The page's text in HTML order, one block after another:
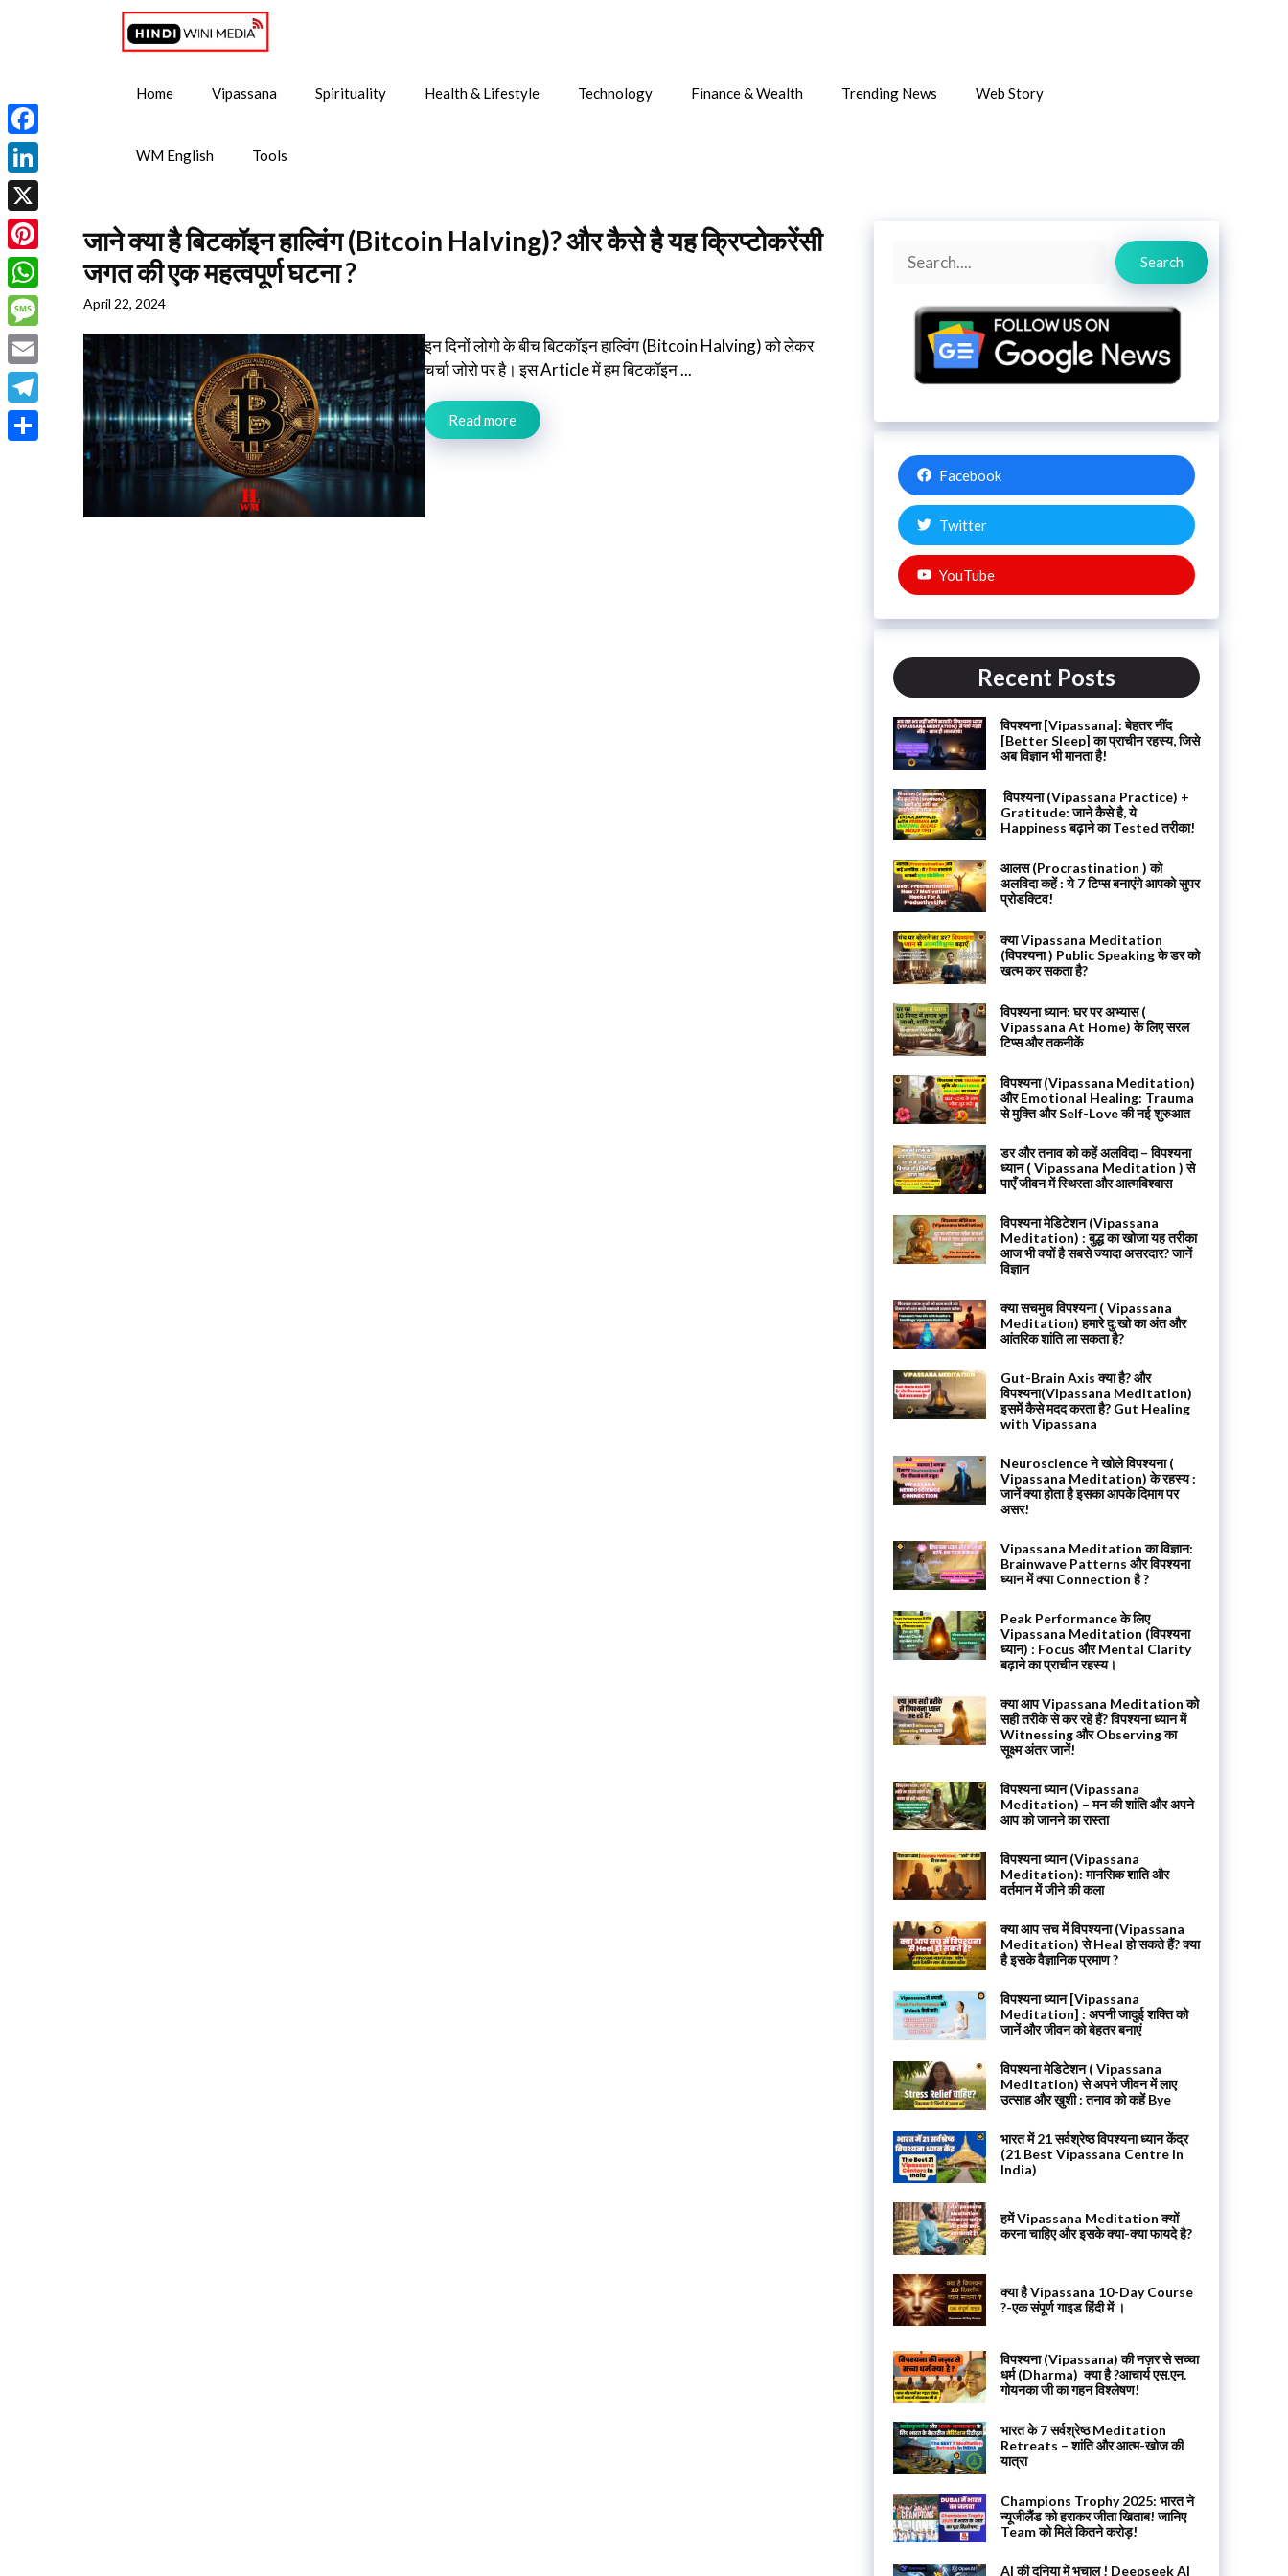
Home Vipassana Spirituality Health & Lifestyle Technology Finance & Wealth Trending News Web Story
WM English Tools
जाने क्या है बिटकॉइन हाल्विंग (Bitcoin Halving)? और कैसे है यह क्रिप्टोकरेंसी
जगत की एक महत्वपूर्ण घटना ?
April 22, 2024
इन दिनों लोगो के बीच बिटकॉइन हाल्विंग (Bitcoin Halving) को लेकर
चर्चा जोरो पर है। इस Article में हम बिटकॉइन ...
Read more
Search
Search
Facebook
Twitter
YouTube
Recent Posts
विपश्यना [Vipassana]: बेहतर नींद
[Better Sleep] का प्राचीन रहस्य, जिसे
अब विज्ञान भी मानता है!
विपश्यना (Vipassana Practice) +
Gratitude: जाने कैसे है, ये
Happiness बढ़ाने का Tested तरीका!
आलस (Procrastination ) को
अलविदा कहें : ये 7 टिप्स बनाएंगे आपको सुपर
प्रोडक्टिव!
क्या Vipassana Meditation
(विपश्यना ) Public Speaking के डर को
खत्म कर सकता है?
विपश्यना ध्यान: घर पर अभ्यास (
Vipassana At Home) के लिए सरल
टिप्स और तकनीकें
विपश्यना (Vipassana Meditation)
और Emotional Healing: Trauma
से मुक्ति और Self-Love की नई शुरुआत
डर और तनाव को कहें अलविदा – विपश्यना
ध्यान ( Vipassana Meditation ) से
पाएँ जीवन में स्थिरता और आत्मविश्वास
विपश्यना मेडिटेशन (Vipassana
Meditation) : बुद्ध का खोजा यह तरीका
आज भी क्यों है सबसे ज्यादा असरदार? जानें
विज्ञान
क्या सचमुच विपश्यना ( Vipassana
Meditation) हमारे दु:खो का अंत और
आंतरिक शांति ला सकता है?
Gut-Brain Axis क्या है? और
विपश्यना(Vipassana Meditation)
इसमें कैसे मदद करता है? Gut Healing
with Vipassana
Neuroscience ने खोले विपश्यना (
Vipassana Meditation) के रहस्य :
जानें क्या होता है इसका आपके दिमाग पर
असर!
Vipassana Meditation का विज्ञान:
Brainwave Patterns और विपश्यना
ध्यान में क्या Connection है ?
Peak Performance के लिए
Vipassana Meditation (विपश्यना
ध्यान) : Focus और Mental Clarity
बढ़ाने का प्राचीन रहस्य।
क्या आप Vipassana Meditation को
सही तरीके से कर रहे हैं? विपश्यना ध्यान में
Witnessing और Observing का
सूक्ष्म अंतर जानें!
विपश्यना ध्यान (Vipassana
Meditation) – मन की शांति और अपने
आप को जानने का रास्ता
विपश्यना ध्यान (Vipassana
Meditation): मानसिक शाति और
वर्तमान में जीने की कला
क्या आप सच में विपश्यना (Vipassana
Meditation) से Heal हो सकते हैं? क्या
है इसके वैज्ञानिक प्रमाण ?
विपश्यना ध्यान [Vipassana
Meditation] : अपनी जादुई शक्ति को
जानें और जीवन को बेहतर बनाएं
विपश्यना मेडिटेशन ( Vipassana
Meditation) से अपने जीवन में लाए
उत्साह और ख़ुशी : तनाव को कहें Bye
भारत में 21 सर्वश्रेष्ठ विपश्यना ध्यान केंद्र
(21 Best Vipassana Centre In
India)
हमें Vipassana Meditation क्यों
करना चाहिए और इसके क्या-क्या फायदे है?
क्या है Vipassana 10-Day Course
?-एक संपूर्ण गाइड हिंदी में ।
विपश्यना (Vipassana) की नज़र से सच्चा
धर्म (Dharma) क्या है ?आचार्य एस.एन.
गोयनका जी का गहन विश्लेषण!
भारत के 7 सर्वश्रेष्ठ Meditation
Retreats – शांति और आत्म-खोज की
यात्रा
Champions Trophy 2025: भारत ने
न्यूजीलैंड को हराकर जीता खिताब! जानिए
Team को मिले कितने करोड़!
AI की दुनिया में भूचाल ! Deepseek AI
Facebook
LinkedIn
X
Pinterest
WhatsApp
Message
Email
Telegram